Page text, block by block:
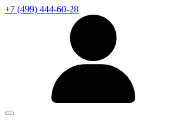
+7 (499) 444-60-28